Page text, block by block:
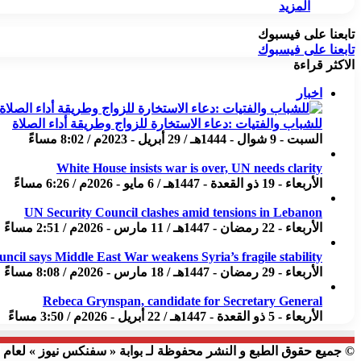
المزيد
تابعنا على فيسبوك
تابعنا على فيسبوك
الاكثر قراءة
اخبار
للشباب والفتيات :دعاء الاستخارة للزواج وطريقة أداء الصلاة
السبت - 9 شوال - 1444هـ / 29 أبريل - 2023م / 8:02 مساءً
White House insists war is over, UN needs clarity
الأربعاء - 19 ذو القعدة - 1447هـ / 6 مايو - 2026م / 6:26 مساءً
UN Security Council clashes amid tensions in Lebanon
الأربعاء - 22 رمضان - 1447هـ / 11 مارس - 2026م / 2:51 مساءً
says Middle East War weakens Syria’s fragile stability
الأربعاء - 29 رمضان - 1447هـ / 18 مارس - 2026م / 8:08 مساءً
Rebeca Grynspan, candidate for Secretary General
الأربعاء - 5 ذو القعدة - 1447هـ / 22 أبريل - 2026م / 3:50 مساءً
© جميع حقوق الطبع و النشر محفوظة لـ بوابة « سفنكس نيوز » لعام 2023 م